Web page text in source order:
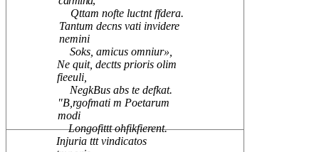
Qttam nofte luctnt ffdera.
Tantum decns vati invidere
nemini
Soks, amicus omniur»,
Ne quit, dectts prioris olim
fieeuli,
NegkBus abs te defkat.
"B,rgofmati m Poetarum
modi
Longofittt ohfikfierent.
Injuria ttt vindicatos